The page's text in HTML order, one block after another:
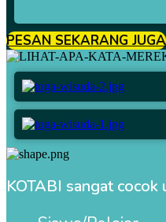
PESAN SEKARANG JUGA
KOTABI sangat cocok